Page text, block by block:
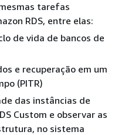
tarefas
RDS, entre elas:
de vida de bancos de
e recuperação em um
(PITR)
das instâncias de
Custom e observar as
no sistema